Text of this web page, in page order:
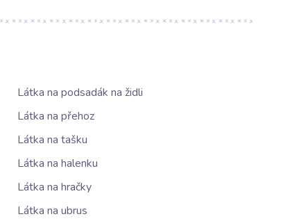
Látka na podsadák na židli
Látka na přehoz
Látka na tašku
Látka na halenku
Látka na hračky
Látka na ubrus